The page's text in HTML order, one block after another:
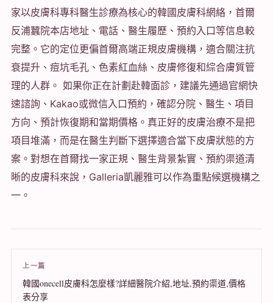
家以皮膚科專科醫生診療為核心的韓國皮膚科網絡，首爾
反浦蠶院本店地址、電話、醫生履歷、預約入口等信息較
完整。它的定位更偏首爾高端正規皮膚機構，適合關注抗
衰提升、痘坑毛孔、色素紅血絲、皮膚修復和綜合膚質管
理的人群。 如果你正在計劃赴韓面診，建議先通過官網快
速諮詢、Kakao或微信入口預約，確認分院、醫生、項目
方向、預計恢復期和當期價格。真正好的皮膚治療不是把
項目堆滿，而是在醫生判斷下選擇適合當下皮膚狀態的方
案。對想在首爾找一家正規、醫生背景紮實、預約渠道清
晰的皮膚科來說，Galleria凱麗雅可以作為重點候選機構之
一。
上一篇
韓國onecell皮膚科怎麼樣?詳細醫院介紹,地址,預約渠道,價格
表分享